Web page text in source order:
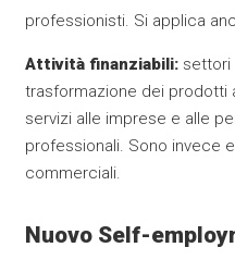
professionisti. Si applica
Attività finanziabili:settori
trasformazione dei prodotti
servizi alle imprese e alle
professionali. Sono invece
commerciali.
Nuovo Self-